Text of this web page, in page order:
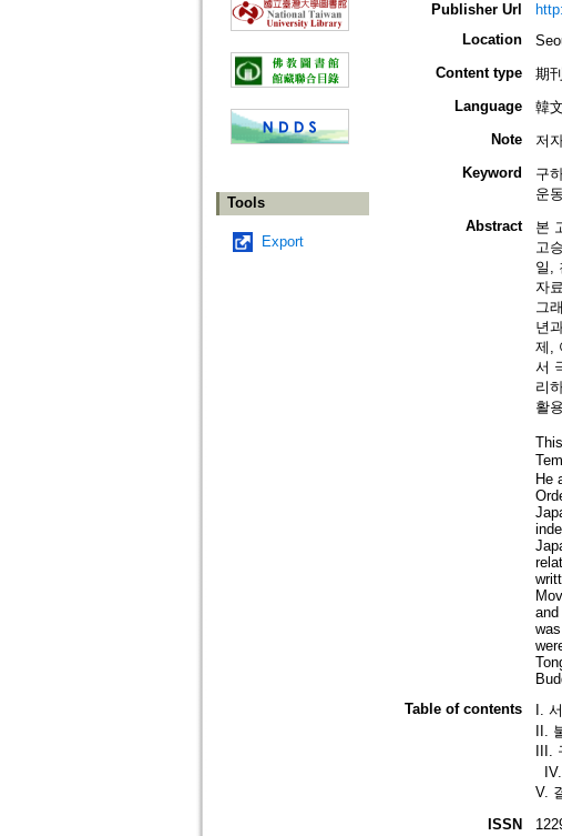
Tools
Export
Publisher Url
Location
Content type
期
Language
韓
Note
저
Keyword
구
운
Abstract
본
고
일,
자
그
년
제,
서
리
활
He
Table of contents
I.
II.
III.
V.
ISSN